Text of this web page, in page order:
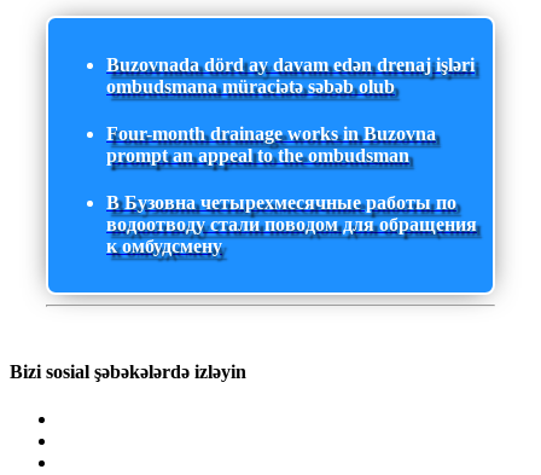
Buzovnada dörd ay davam edən drenaj işləri
ombudsmana müraciətə səbəb olub
Four-month drainage works in Buzovna
prompt an appeal to the ombudsman
В Бузовна четырехмесячные работы по
водоотводу стали поводом для обращения
к омбудсмену
Bizi sosial şəbəkələrdə izləyin